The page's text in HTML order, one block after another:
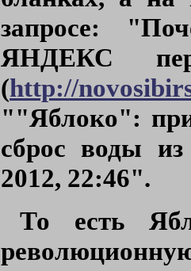
запросе:
ЯНДЕКС
(http://
""Яблоко":
сброс воды
2012, 22:46".
То есть